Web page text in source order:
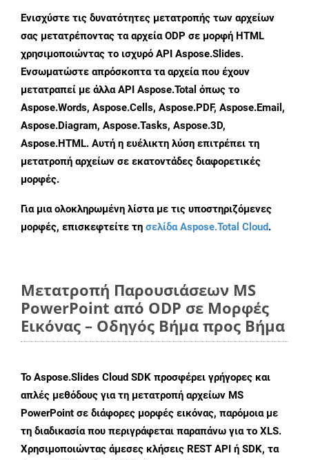
Ενισχύστε τις δυνατότητες μετατροπής των αρχείων
σας μετατρέποντας τα αρχεία ODP σε μορφή HTML
χρησιμοποιώντας το ισχυρό API Aspose.Slides.
Ενσωματώστε απρόσκοπτα τα αρχεία που έχουν
μετατραπεί με άλλα API Aspose.Total όπως το
Aspose.Words, Aspose.Cells, Aspose.PDF, Aspose.Email,
Aspose.Diagram, Aspose.Tasks, Aspose.3D,
Aspose.HTML. Αυτή η ευέλικτη λύση επιτρέπει τη
μετατροπή αρχείων σε εκατοντάδες διαφορετικές
μορφές.
Για μια ολοκληρωμένη λίστα με τις υποστηριζόμενες
μορφές, επισκεφτείτε τη σελίδα Aspose.Total Cloud.
Μετατροπή Παρουσιάσεων MS
PowerPoint από ODP σε Μορφές
Εικόνας – Οδηγός Βήμα προς Βήμα
Το Aspose.Slides Cloud SDK προσφέρει γρήγορες και
απλές μεθόδους για τη μετατροπή αρχείων MS
PowerPoint σε διάφορες μορφές εικόνας, παρόμοια με
τη διαδικασία που περιγράφεται παραπάνω για το XLS.
Χρησιμοποιώντας άμεσες κλήσεις REST API ή SDK, τα